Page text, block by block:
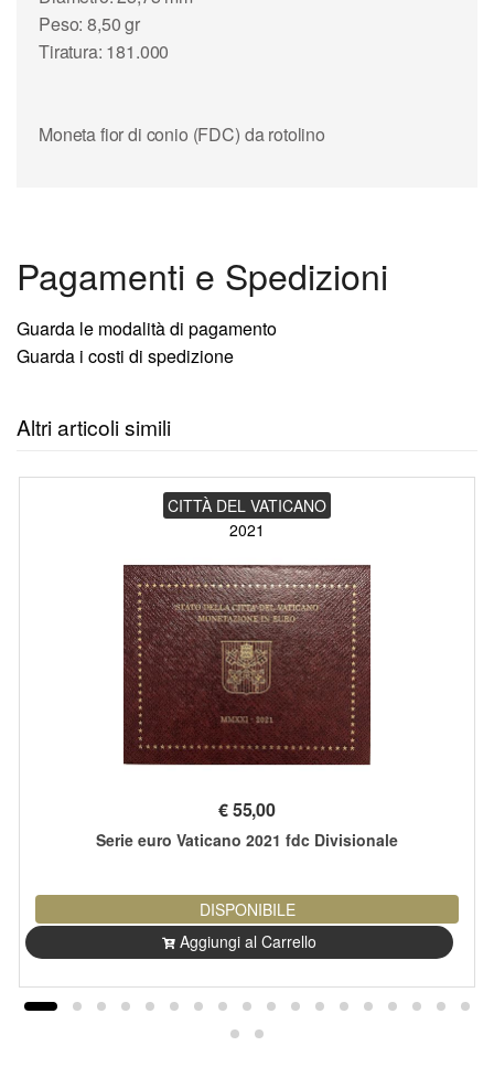
Peso: 8,50 gr
Tiratura: 181.000
Moneta fior di conio (FDC) da rotolino
Pagamenti e Spedizioni
Guarda le modalità di pagamento
Guarda i costi di spedizione
Altri articoli simili
CITTÀ DEL VATICANO
2021
€55,00
Serie euro Vaticano 2021 fdc Divisionale
DISPONIBILE
Aggiungi al Carrello